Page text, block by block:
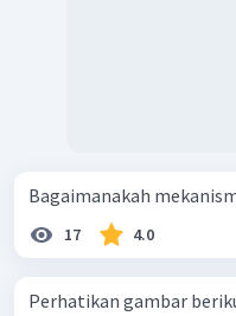
Bagaimanakah
17 4.0
Perhatikan gambar berikut! Menurut analisa anda